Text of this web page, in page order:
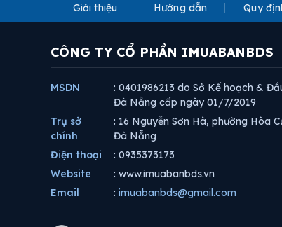
Giới thiệu Hướng dẫn Quy
CÔNG TY CỔ PHẦN IMUABANBDS
MSDN
: 0401986213 do Sở Kế hoạch &
Đà Nẵng cấp ngày 01/7/2019
Trụ sở
chính
: 16 Nguyễn Sơn Hà, phường Hòa
Đà Nẵng
Điện thoại
: 0935373173
Website
: www.imuabanbds.vn
Email
: imuabanbds@gmail.com